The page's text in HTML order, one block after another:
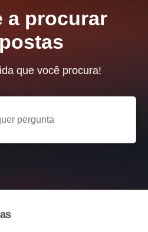
a procurar
que você procura!